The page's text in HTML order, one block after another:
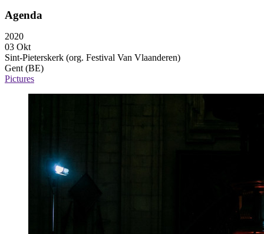
Agenda
2020
03 Okt
Sint-Pieterskerk (org. Festival Van Vlaanderen)
Gent (BE)
Pictures